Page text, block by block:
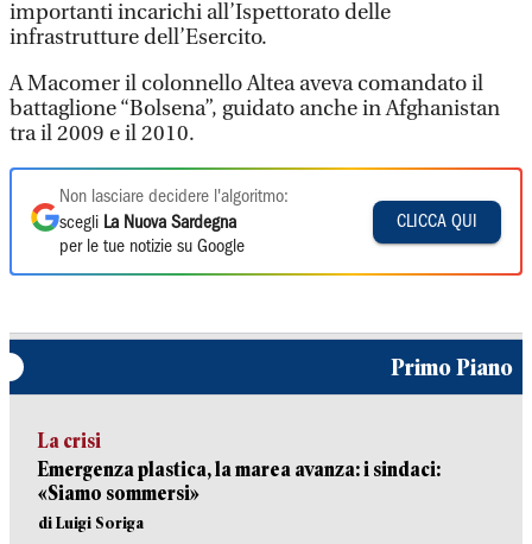
importanti incarichi all’Ispettorato delle
infrastrutture dell’Esercito.
A Macomer il colonnello Altea aveva comandato il
battaglione “Bolsena”, guidato anche in Afghanistan
tra il 2009 e il 2010.
Non lasciare decidere l'algoritmo:
scegli La Nuova Sardegna
per le tue notizie su Google
CLICCA QUI
Primo Piano
La crisi
Emergenza plastica, la marea avanza: i sindaci:
«Siamo sommersi»
di Luigi Soriga